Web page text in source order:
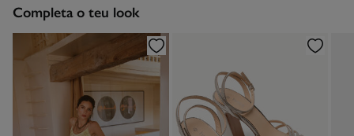
Proibido limpeza a seco
Completa o teu look